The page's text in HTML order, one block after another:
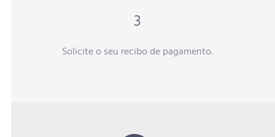
3
Solicite o seu recibo de pagamento.